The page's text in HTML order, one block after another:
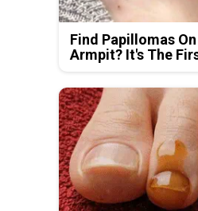
Find Papillomas
Armpit? It's The